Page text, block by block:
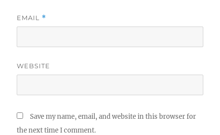
EMAIL *
WEBSITE
Save my name, email, and website in this browser for
the next time I comment.